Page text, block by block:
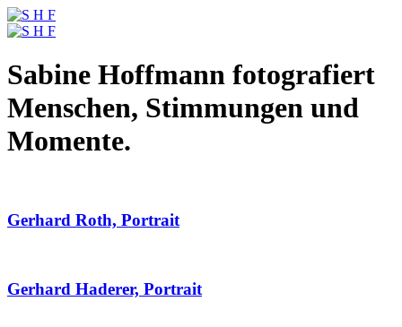
Sabine Hoffmann fotografiert
Menschen, Stimmungen und
Momente.
Gerhard Roth, Portrait
Gerhard Haderer, Portrait